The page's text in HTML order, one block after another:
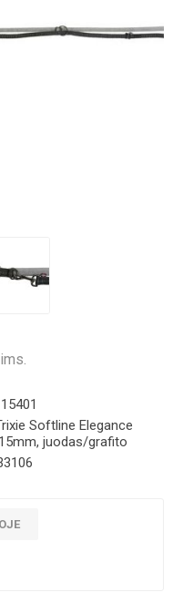
Softline Elegance
juodas/grafito